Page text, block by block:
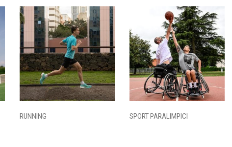
RUNNING SPORT PARALIMPICI